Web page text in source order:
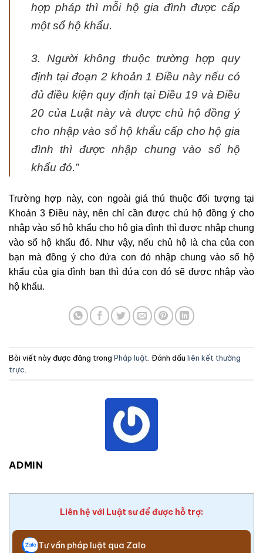
hợp pháp thì mỗi hộ gia đình được cấp
một sổ hộ khẩu.
3. Ng­ười không thuộc trường hợp quy
định tại đoạn 2 khoản 1 Điều này nếu có
đủ điều kiện quy định tại Điều 19 và Điều
20 của Luật này và đ­ược chủ hộ đồng ý
cho nhập vào sổ hộ khẩu cấp cho hộ gia
đình thì đ­ược nhập chung vào sổ hộ
khẩu đó.”
Trường hợp này, con ngoài giá thú thuộc đối tượng tại
Khoản 3 Điều này, nên chỉ cần được chủ hộ đồng ý cho
nhập vào sổ hộ khẩu cho hộ gia đình thì được nhập chung
vào sổ hộ khẩu đó. Như vậy, nếu chủ hộ là cha của con
bạn mà đồng ý cho đứa con đó nhập chung vào sổ hộ
khẩu của gia đình bạn thì đứa con đó sẽ được nhập vào
hộ khẩu.
Bài viết này được đăng trong Pháp luật . Đánh dấu liên kết thường
trực
ADMIN
Liên hệ với Luật sư để được hỗ trợ:
Tư vấn pháp luật qua Zalo